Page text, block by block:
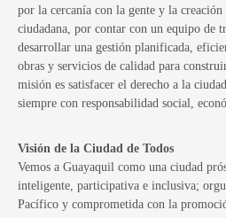
por la cercanía con la gente y la
ciudadana, por contar con un equipo de
desarrollar una gestión planificada,
obras y servicios de calidad para
misión es satisfacer el derecho a la
siempre con responsabilidad social,
Visión de la Ciudad de Todos
Vemos a Guayaquil como una ciudad
inteligente, participativa e inclusiva;
Pacífico y comprometida con la